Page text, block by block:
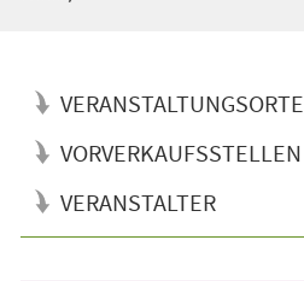
VERANSTALTUNGSORTE
VORVERKAUFSSTELLEN
VERANSTALTER